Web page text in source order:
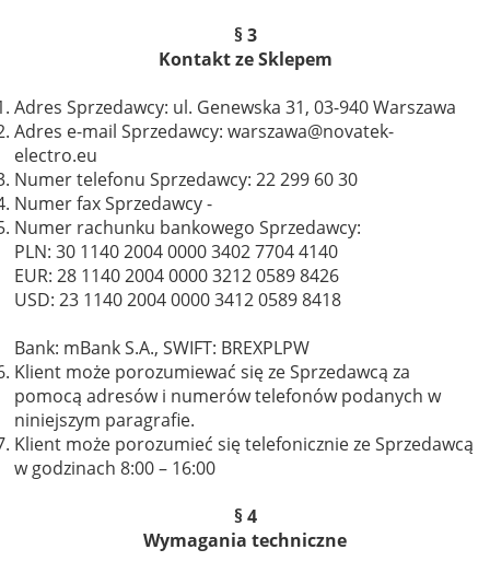
§ 3
Kontakt ze Sklepem
Adres Sprzedawcy: ul. Genewska 31, 03-940 Warszawa
Adres e-mail Sprzedawcy: warszawa@novatek-
electro.eu
Numer telefonu Sprzedawcy: 22 299 60 30
Numer fax Sprzedawcy -
Numer rachunku bankowego Sprzedawcy:
PLN: 30 1140 2004 0000 3402 7704 4140
EUR: 28 1140 2004 0000 3212 0589 8426
USD: 23 1140 2004 0000 3412 0589 8418
Bank: mBank S.A., SWIFT: BREXPLPW
Klient może porozumiewać się ze Sprzedawcą za
pomocą adresów i numerów telefonów podanych w
niniejszym paragrafie.
Klient może porozumieć się telefonicznie ze Sprzedawcą
w godzinach 8:00 – 16:00
§ 4
Wymagania techniczne